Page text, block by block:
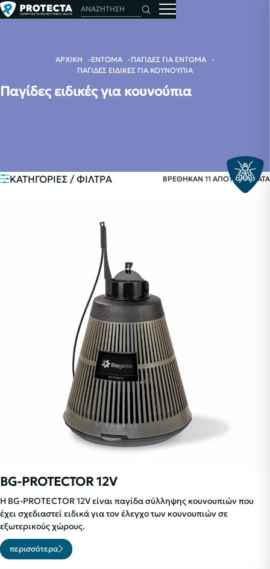
ΑΡΧΙΚΗ ΕΝΤΟΜΑ
ΠΑΓΙΔΕΣ ΓΙΑ ΕΝΤΟΜΑ
ΠΑΓΙΔΕΣ ΕΙΔΙΚΕΣ ΓΙΑ ΚΟΥΝΟΥΠΙΑ
Παγίδες ειδικές για κουνούπια
ΚΑΤΗΓΟΡΙΕΣ / ΦΙΛΤΡΑ ΒΡΕΘΗΚΑΝ 11 ΑΠΟΤΕΛΕΣΜΑΤΑ
BG-PROTECTOR 12V
Η BG-PROTECTOR 12V είναι παγίδα σύλληψης κουνουπιών που
έχει σχεδιαστεί ειδικά για τον έλεγχο των κουνουπιών σε
εξωτερικούς χώρους.
περισσότερα